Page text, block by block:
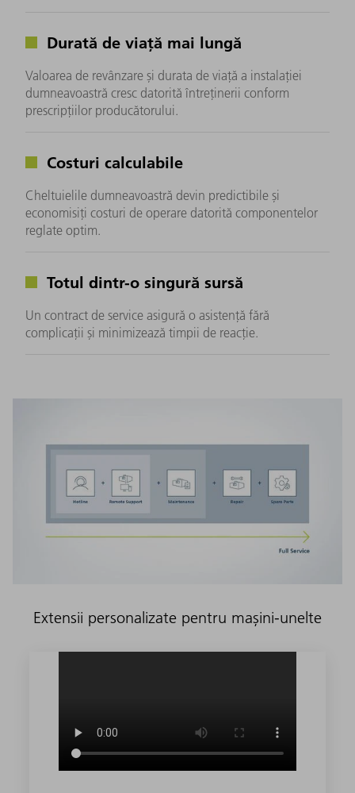
Durată de viață mai lungă
Valoarea de revânzare și durata de viață a instalației
dumneavoastră cresc datorită întreținerii conform
prescripțiilor producătorului.
Costuri calculabile
Cheltuielile dumneavoastră devin predictibile și
economisiți costuri de operare datorită componentelor
reglate optim.
Totul dintr-o singură sursă
Un contract de service asigură o asistență fără
complicații și minimizează timpii de reacție.
Extensii personalizate pentru mașini-unelte